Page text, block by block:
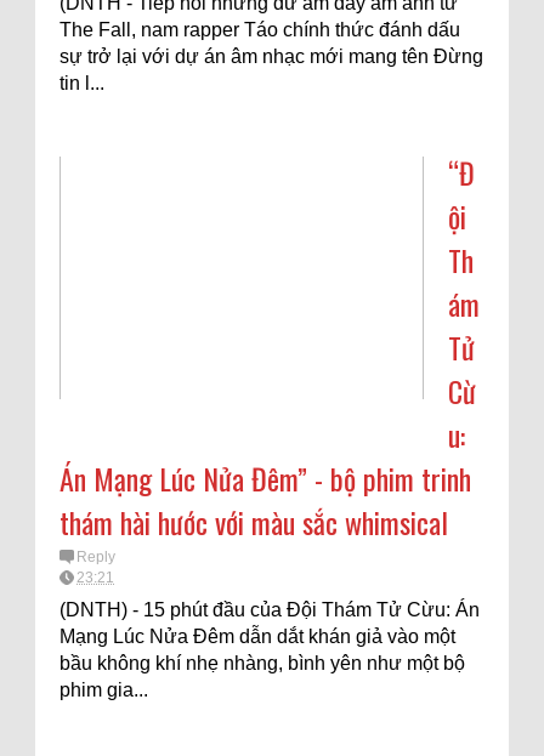
The Fall, nam rapper Táo chính thức đánh dấu
sự trở lại với dự án âm nhạc mới mang tên Đừng
tin l...
“Đ
ội
Th
ám
Tử
Cừ
u:
Án Mạng Lúc Nửa Đêm” - bộ phim trinh
thám hài hước với màu sắc whimsical
Reply
23:21
(DNTH) - 15 phút đầu của Đội Thám Tử Cừu: Án
Mạng Lúc Nửa Đêm dẫn dắt khán giả vào một
bầu không khí nhẹ nhàng, bình yên như một bộ
phim gia...